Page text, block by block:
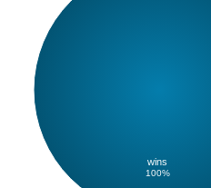
wins
100%